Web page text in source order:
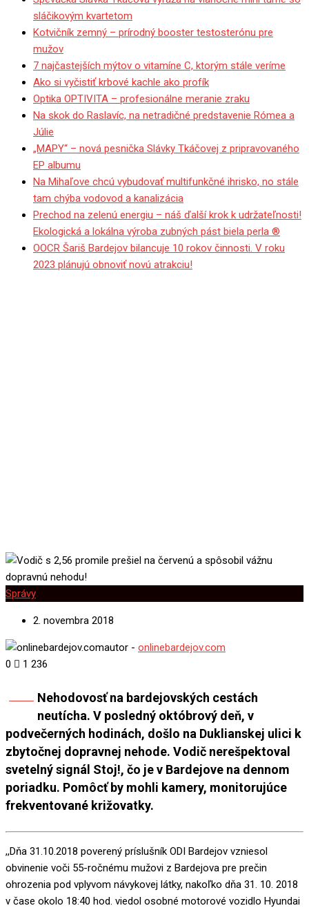
sláčikovým kvartetom
Kotvičník zemný – prírodný booster testosterónu pre
mužov
7 najčastejších mýtov o vitamíne C, ktorým stále veríme
Ako si vyčistiť krbové kachle ako profík
Optika OPTIVITA – profesionálne meranie zraku
Na skok do Raslavíc, na netradičné predstavenie Rómea a
Júlie
„MAPY“ – nová pesnička Slávky Tkáčovej z pripravovaného
EP albumu
Na Mihaľove chcú vybudovať multifunkčné ihrisko, no stále
tam chýba vodovod a kanalizácia
Prechod na zelenú energiu – náš ďalší krok k udržateľnosti!
Ekologická a lokálna výroba zubných pást biela perla ®
OOCR Šariš Bardejov bilancuje 10 rokov činnosti. V roku
2023 plánujú obnoviť novú atrakciu!
Správy
2. novembra 2018
autor - onlinebardejov.com
0
1 236
Nehodovosť na bardejovských cestách
neutícha. V posledný októbrový deň, v
podvečerných hodinách, došlo na Duklianskej ulici k
zbytočnej dopravnej nehode. Vodič nerešpektoval
svetelný signál Stoj!, čo je v Bardejove na dennom
poriadku. Pomôcť by mohli kamery, monitorujúce
frekventované križovatky.
,,Dňa 31.10.2018 poverený príslušník ODI Bardejov vzniesol
obvinenie voči 55-ročnému mužovi z Bardejova pre prečin
ohrozenia pod vplyvom návykovej látky, nakoľko dňa 31. 10. 2018
v čase okolo 18:40 hod. viedol osobné motorové vozidlo Hyundai